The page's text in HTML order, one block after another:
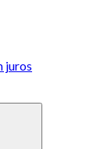
juros